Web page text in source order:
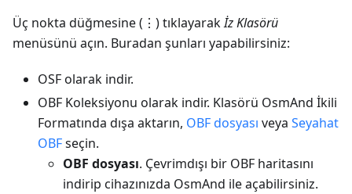
Üç nokta düğmesine (⋮) tıklayarakİz Klasörü
menüsünü açın. Buradan şunları yapabilirsiniz:
OSF olarak indir.
OBF Koleksiyonu olarak indir. Klasörü OsmAnd İkili
Formatında dışa aktarın, OBF dosyası veya Seyahat
OBFseçin.
OBF dosyası. Çevrimdışı bir OBF haritasını
indirip cihazınızda OsmAnd ile açabilirsiniz.